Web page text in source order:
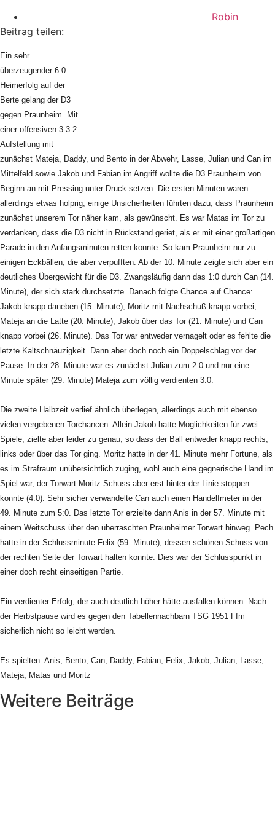
Robin
Beitrag teilen:
Ein sehr
überzeugender 6:0
Heimerfolg auf der
Berte gelang der D3
gegen Praunheim. Mit
einer offensiven 3-3-2
Aufstellung mit
zunächst Mateja, Daddy, und Bento in der Abwehr, Lasse, Julian und Can im
Mittelfeld sowie Jakob und Fabian im Angriff wollte die D3 Praunheim von
Beginn an mit Pressing unter Druck setzen. Die ersten Minuten waren
allerdings etwas holprig, einige Unsicherheiten führten dazu, dass Praunheim
zunächst unserem Tor näher kam, als gewünscht. Es war Matas im Tor zu
verdanken, dass die D3 nicht in Rückstand geriet, als er mit einer großartigen
Parade in den Anfangsminuten retten konnte. So kam Praunheim nur zu
einigen Eckbällen, die aber verpufften. Ab der 10. Minute zeigte sich aber ein
deutliches Übergewicht für die D3. Zwangsläufig dann das 1:0 durch Can (14.
Minute), der sich stark durchsetzte. Danach folgte Chance auf Chance:
Jakob knapp daneben (15. Minute), Moritz mit Nachschuß knapp vorbei,
Mateja an die Latte (20. Minute), Jakob über das Tor (21. Minute) und Can
knapp vorbei (26. Minute). Das Tor war entweder vernagelt oder es fehlte die
letzte Kaltschnäuzigkeit. Dann aber doch noch ein Doppelschlag vor der
Pause: In der 28. Minute war es zunächst Julian zum 2:0 und nur eine
Minute später (29. Minute) Mateja zum völlig verdienten 3:0.
Die zweite Halbzeit verlief ähnlich überlegen, allerdings auch mit ebenso
vielen vergebenen Torchancen. Allein Jakob hatte Möglichkeiten für zwei
Spiele, zielte aber leider zu genau, so dass der Ball entweder knapp rechts,
links oder über das Tor ging. Moritz hatte in der 41. Minute mehr Fortune, als
es im Strafraum unübersichtlich zuging, wohl auch eine gegnerische Hand im
Spiel war, der Torwart Moritz Schuss aber erst hinter der Linie stoppen
konnte (4:0). Sehr sicher verwandelte Can auch einen Handelfmeter in der
49. Minute zum 5:0. Das letzte Tor erzielte dann Anis in der 57. Minute mit
einem Weitschuss über den überraschten Praunheimer Torwart hinweg. Pech
hatte in der Schlussminute Felix (59. Minute), dessen schönen Schuss von
der rechten Seite der Torwart halten konnte. Dies war der Schlusspunkt in
einer doch recht einseitigen Partie.
Ein verdienter Erfolg, der auch deutlich höher hätte ausfallen können. Nach
der Herbstpause wird es gegen den Tabellennachbarn TSG 1951 Ffm
sicherlich nicht so leicht werden.
Es spielten: Anis, Bento, Can, Daddy, Fabian, Felix, Jakob, Julian, Lasse,
Mateja, Matas und Moritz
Weitere Beiträge